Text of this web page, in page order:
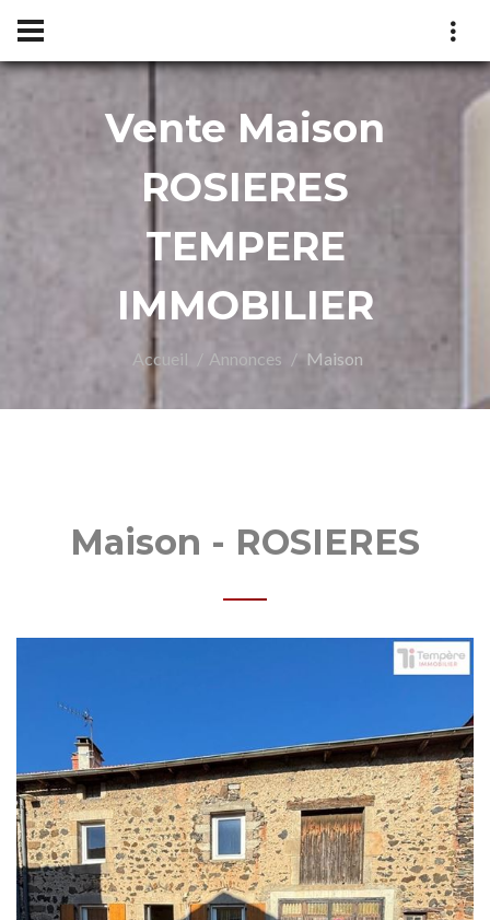
Vente Maison
ROSIERES
TEMPERE
IMMOBILIER
Accueil Annonces Maison
Maison - ROSIERES